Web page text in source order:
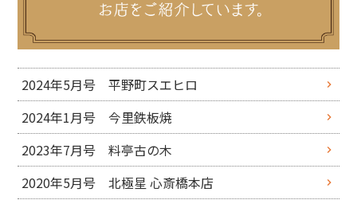
2024年5月号 平野町スエヒロ
2024年1月号 今里鉄板焼
2023年7月号 料亭古の木
2020年5月号 北極星 心斎橋本店